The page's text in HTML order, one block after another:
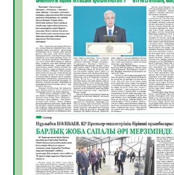
Көкжөтел ауруы туралы
06.08.2026
АПВ вакцинасы туралы
06.08.2026
Open Air: Қызылорда
департаменті 20 мыңнан
көрерменнің қауіпсіздігін
06.08.2026
ҚЫЗЫЛОРДАДА «САНАЛЫ
ЖАРҚЫН БОЛАШАҚ» АТТЫ